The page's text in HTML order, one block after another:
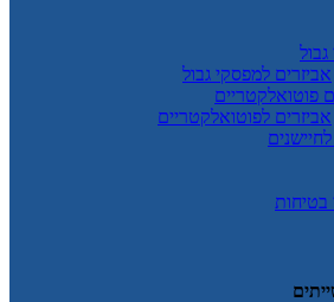
אביזרים למפסקי גבול
פוטואלקטריים
אביזרים לפוטואלקטריים
בטיחות